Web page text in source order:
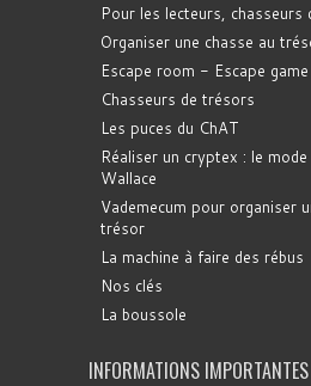
Pour les lecteurs, chasseurs
Organiser une chasse au
Escape room - Escape game
Chasseurs de trésors
Les puces du ChAT
Réaliser un cryptex : le
Wallace
Vademecum pour organiser
trésor
La machine à faire des rébus
Nos clés
La boussole
INFORMATIONS IMPORTANTES